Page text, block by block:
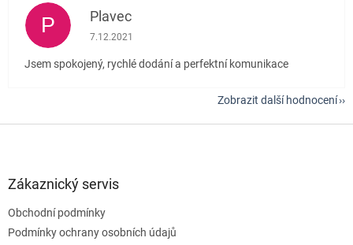
P Plavec
Hodnocení obchodu je 5 z 5 hvězdiček.
7.12.2021
Jsem spokojený, rychlé dodání a perfektní komunikace
Zobrazit další hodnocení
Zákaznický servis
Obchodní podmínky
Podmínky ochrany osobních údajů